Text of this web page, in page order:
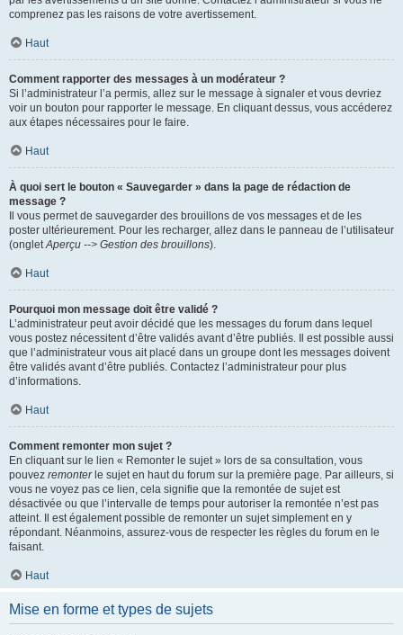
comprenez pas les raisons de votre avertissement.
Haut
Comment rapporter des messages à un modérateur ?
Si l’administrateur l’a permis, allez sur le message à signaler et vous devriez
voir un bouton pour rapporter le message. En cliquant dessus, vous accéderez
aux étapes nécessaires pour le faire.
Haut
À quoi sert le bouton « Sauvegarder » dans la page de rédaction de
message ?
Il vous permet de sauvegarder des brouillons de vos messages et de les
poster ultérieurement. Pour les recharger, allez dans le panneau de l’utilisateur
(ongletAperçu --> Gestion des brouillons).
Haut
Pourquoi mon message doit être validé ?
L’administrateur peut avoir décidé que les messages du forum dans lequel
vous postez nécessitent d’être validés avant d’être publiés. Il est possible aussi
que l’administrateur vous ait placé dans un groupe dont les messages doivent
être validés avant d’être publiés. Contactez l’administrateur pour plus
d’informations.
Haut
Comment remonter mon sujet ?
En cliquant sur le lien « Remonter le sujet » lors de sa consultation, vous
pouvez remonterle sujet en haut du forum sur la première page. Par ailleurs, si
vous ne voyez pas ce lien, cela signifie que la remontée de sujet est
désactivée ou que l’intervalle de temps pour autoriser la remontée n’est pas
atteint. Il est également possible de remonter un sujet simplement en y
répondant. Néanmoins, assurez-vous de respecter les règles du forum en le
faisant.
Haut
Mise en forme et types de sujets